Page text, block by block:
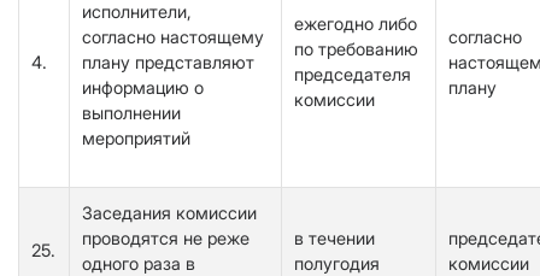
4.
исполнители,
согласно настоящему
плану представляют
информацию о
выполнении
мероприятий
ежегодно либо
по требованию
председателя
комиссии
согласно
плану
25.
Заседания комиссии
проводятся не реже
одного раза в
в течении
полугодия
комиссии